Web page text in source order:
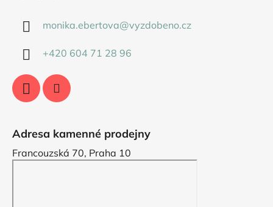
monika.ebertova@vyzdobeno.cz
+420 604 71 28 96
Adresa kamenné prodejny
Francouzská 70, Praha 10